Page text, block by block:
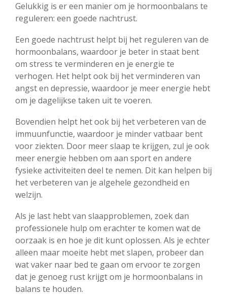
Gelukkig is er een manier om je hormoonbalans te
reguleren: een goede nachtrust.
Een goede nachtrust helpt bij het reguleren van de
hormoonbalans, waardoor je beter in staat bent
om stress te verminderen en je energie te
verhogen. Het helpt ook bij het verminderen van
angst en depressie, waardoor je meer energie hebt
om je dagelijkse taken uit te voeren.
Bovendien helpt het ook bij het verbeteren van de
immuunfunctie, waardoor je minder vatbaar bent
voor ziekten. Door meer slaap te krijgen, zul je ook
meer energie hebben om aan sport en andere
fysieke activiteiten deel te nemen. Dit kan helpen bij
het verbeteren van je algehele gezondheid en
welzijn.
Als je last hebt van slaapproblemen, zoek dan
professionele hulp om erachter te komen wat de
oorzaak is en hoe je dit kunt oplossen. Als je echter
alleen maar moeite hebt met slapen, probeer dan
wat vaker naar bed te gaan om ervoor te zorgen
dat je genoeg rust krijgt om je hormoonbalans in
balans te houden.